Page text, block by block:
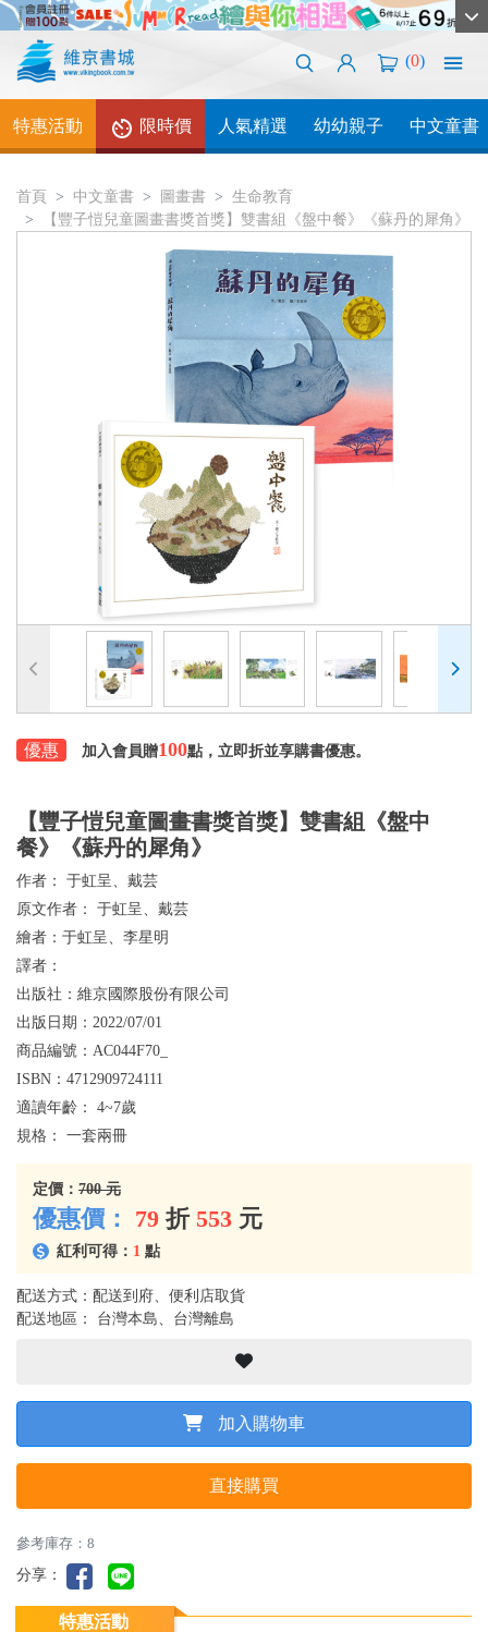
(0)
特惠活動 限時價 人氣精選 幼幼親子 中文童書
首頁 中文童書 圖畫書
生命教育
【豐子愷兒童圖畫書獎首獎】雙書組《盤中餐》《蘇丹的犀角》
優惠 加入會員贈100點，立即折並享購書優惠。
【豐子愷兒童圖畫書獎首獎】雙書組《盤中
餐》《蘇丹的犀角》
作者： 于虹呈、戴芸
原文作者： 于虹呈、戴芸
繪者： 于虹呈、李星明
譯者：
出版社： 維京國際股份有限公司
出版日期： 2022/07/01
商品編號： AC044F70_
ISBN： 4712909724111
適讀年齡： 4~7歲
規格： 一套兩冊
定價： 700 元
優惠價： 79 折 553 元
紅利可得： 1 點
配送方式：配送到府、便利店取貨
配送地區： 台灣本島、台灣離島
加入購物車
直接購買
參考庫存：8
分享：
特惠活動